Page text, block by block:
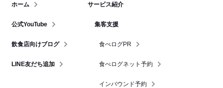
ホーム
公式YouTube
飲食店向けブログ
LINE友だち追加
サービス紹介
集客支援
食べログPR
食べログネット予約
インバウンド予約